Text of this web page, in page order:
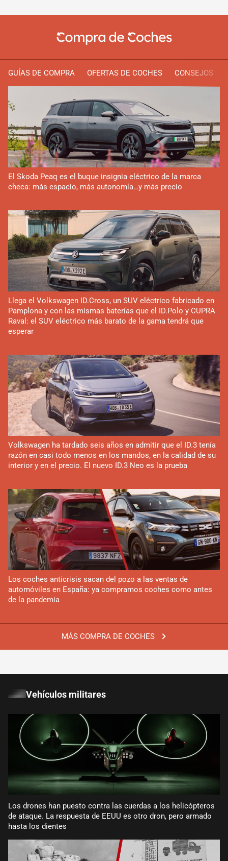
GUÍAS DE COMPRA OFERTAS DE COCHES CONSEJOS
MÁS COMPRA DE COCHES
El Skoda Peaq es el buque insignia eléctrico de la marca
checa: más espacio, más autonomía…y más precio
Llega el Volkswagen ID.Cross, un SUV eléctrico fabricado en
Pamplona y con las mismas baterías que el ID.Polo y CUPRA
Raval: el SUV eléctrico más barato de la gama tendrá que
esperar
Volkswagen ha tardado seis años en admitir que el ID.3 tenía
razón en casi todo menos en los mandos, en la calidad de su
interior y en el precio. El nuevo ID.3 Neo es la prueba
Los coches anticrisis sacan del pozo a las ventas de
automóviles en España: ya compramos coches como antes
de la pandemia
Vehículos militares
Los drones han puesto contra las cuerdas a los helicópteros
de ataque. La respuesta de EEUU es otro dron, pero armado
hasta los dientes